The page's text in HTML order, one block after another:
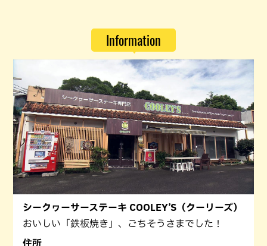
Information
シークヮーサーステーキ COOLEY’S（クーリーズ）
おいしい「鉄板焼き」、ごちそうさまでした！
住所